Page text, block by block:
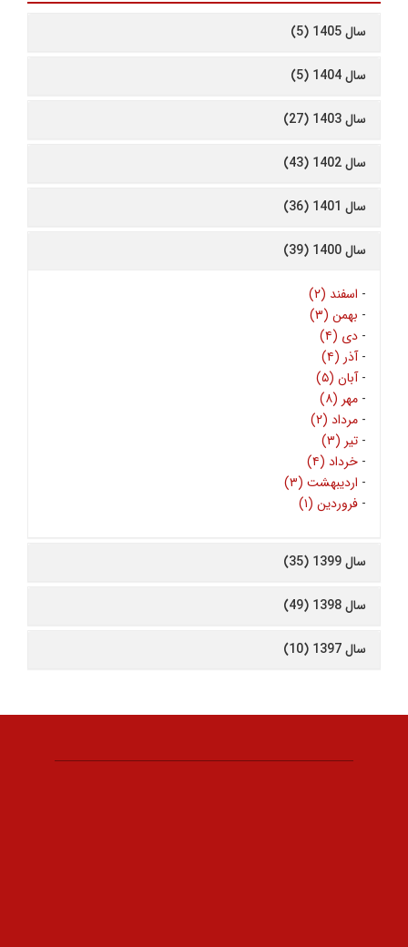
سال 1405 (5)
سال 1404 (5)
سال 1403 (27)
سال 1402 (43)
سال 1401 (36)
سال 1400 (39)
- اسفند (۲)
- بهمن (۳)
- دی (۴)
-آذر (۴)
-آبان (۵)
- مهر (۸)
- مرداد (۲)
- تیر (۳)
- خرداد (۴)
- اردیبهشت (۳)
- فروردین (۱)
سال 1399 (35)
سال 1398 (49)
سال 1397 (10)